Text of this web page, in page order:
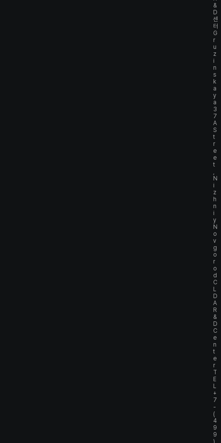
&
D
센
터
G
r
u
z
i
n
s
k
a
y
a
3
7
A
S
t
r
e
e
t
N
i
z
h
n
i
y
N
o
v
g
o
r
o
d
C
L
D
A
R
&
D
C
e
n
t
e
r
T
E
L
+
7
-
(
4
9
9
)